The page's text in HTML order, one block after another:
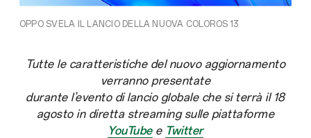
OPPO SVELA IL LANCIO DELLA NUOVA COLOROS 13
Tutte le caratteristiche del nuovo aggiornamento
verranno presentate
durante l’evento di lancio globale che si terrà il 18
agosto in diretta streaming sulle piattaforme
YouTubee Twitter